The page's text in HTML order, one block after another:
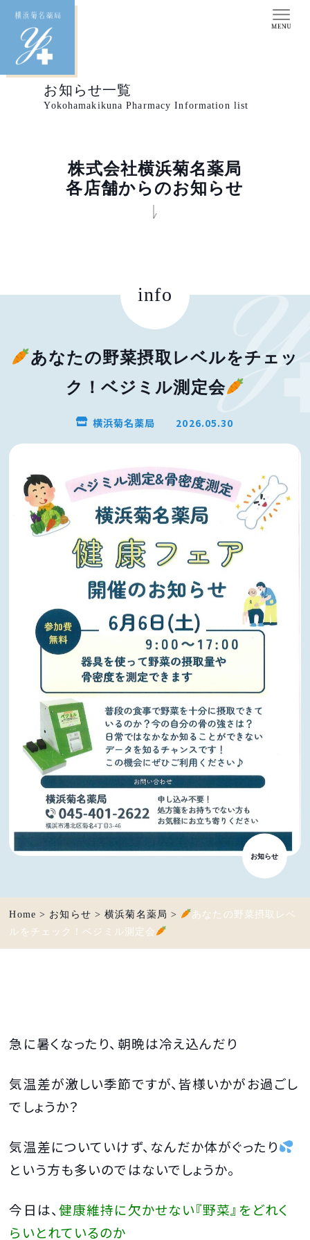
お知らせ一覧
Yokohamakikuna Pharmacy Information list
株式会社横浜菊名薬局
各店舗からのお知らせ
info
あなたの野菜摂取レベルをチェッ
ク！ベジミル測定会
横浜菊名薬局 2026.05.30
お知らせ
Home > お知らせ >横浜菊名薬局 >
あなたの野菜摂取レベ
ルをチェック！ベジミル測定会
急に暑くなったり、朝晩は冷え込んだり
気温差が激しい季節ですが、皆様いかがお過ごし
でしょうか？
気温差についていけず、なんだか体がぐったり
という方も多いのではないでしょうか。
今日は、健康維持に欠かせない『野菜』をどれく
らいとれているのか